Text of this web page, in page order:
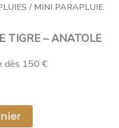
/ MINI PARAPLUIE
TIGRE – ANATOLE
dès 150 €